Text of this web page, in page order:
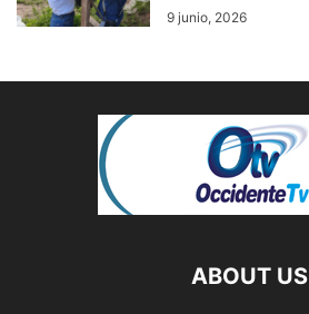
9 junio, 2026
ABOUT US